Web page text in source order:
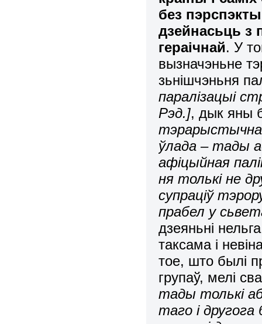
без
дзейнасьць з
гераічнай. У
вызначэньне
зьнішчэньня
паралізацыі
Рэд.], дык яны
ўлада – тады
афіцыйная
ня толькі не
супраціў
прабел у
дзеяньні
таксама і
тое, што былі
групаў, мелі
тады толькі
таго і другога